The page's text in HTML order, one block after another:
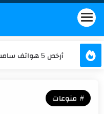
أرخص 5 هواتف سامسونج في عام 2025 | موقع السعر
منوعات